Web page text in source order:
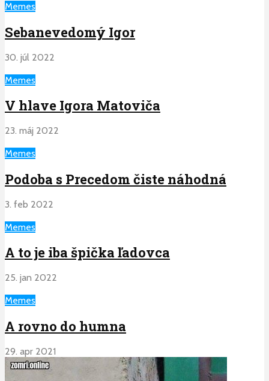
Memes
Sebanevedomý Igor
30. júl 2022
Memes
V hlave Igora Matoviča
23. máj 2022
Memes
Podoba s Precedom čiste náhodná
3. feb 2022
Memes
A to je iba špička ľadovca
25. jan 2022
Memes
A rovno do humna
29. apr 2021